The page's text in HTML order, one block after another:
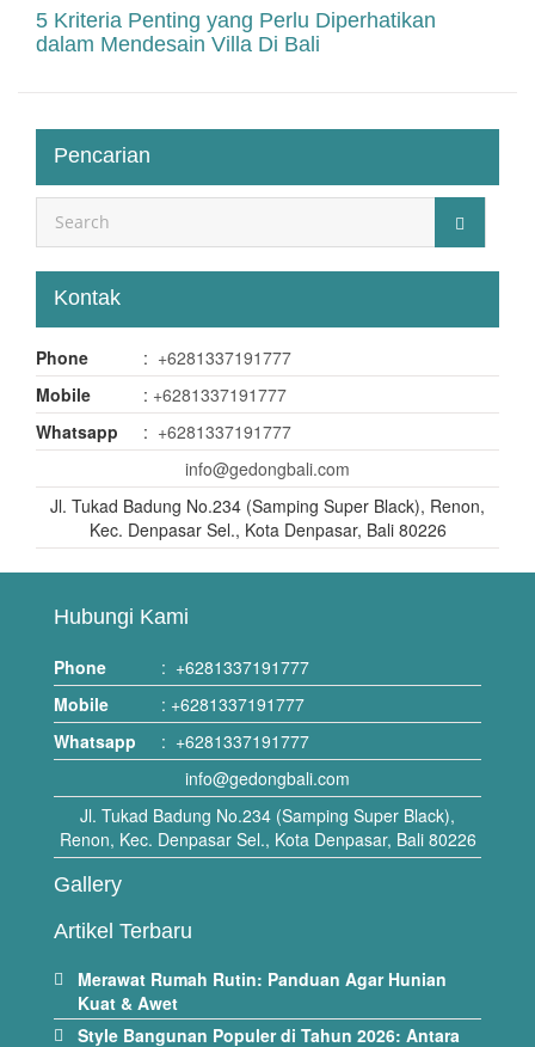
5 Kriteria Penting yang Perlu Diperhatikan
dalam Mendesain Villa Di Bali
Pencarian
Kontak
Phone : +6281337191777
Mobile
: +6281337191777
Whatsapp
: +6281337191777
info@gedongbali.com
Jl. Tukad Badung No.234 (Samping Super Black), Renon,
Kec. Denpasar Sel., Kota Denpasar, Bali 80226
Hubungi Kami
Phone : +6281337191777
Mobile
: +6281337191777
Whatsapp
: +6281337191777
info@gedongbali.com
Jl. Tukad Badung No.234 (Samping Super Black),
Renon, Kec. Denpasar Sel., Kota Denpasar, Bali 80226
Gallery
Artikel Terbaru
Merawat Rumah Rutin: Panduan Agar Hunian
Kuat & Awet
Style Bangunan Populer di Tahun 2026: Antara